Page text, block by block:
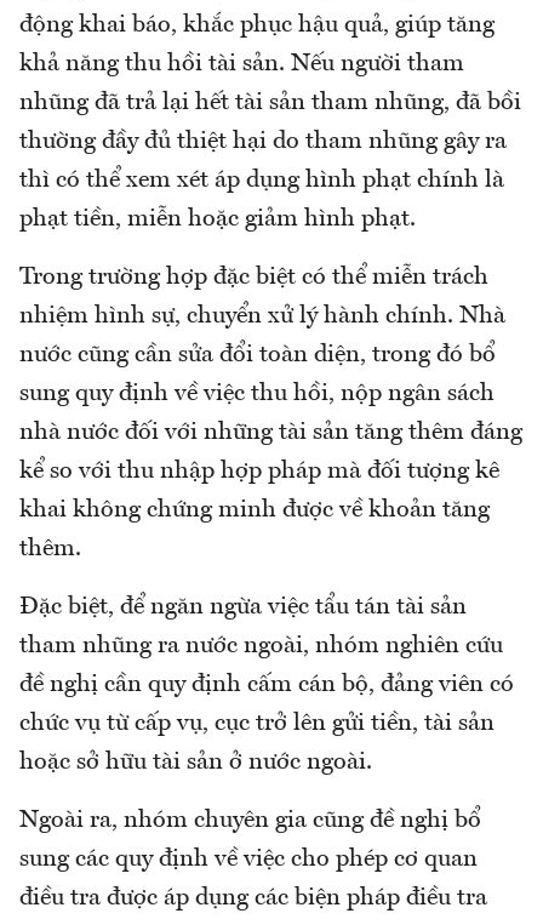
động khai báo, khắc phục hậu quả, giúp tăng
khả năng thu hồi tài sản. Nếu người tham
nhũng đã trả lại hết tài sản tham nhũng, đã bồi
thường đầy đủ thiệt hại do tham nhũng gây ra
thì có thể xem xét áp dụng hình phạt chính là
phạt tiền, miễn hoặc giảm hình phạt.
Trong trường hợp đặc biệt có thể miễn trách
nhiệm hình sự, chuyển xử lý hành chính. Nhà
nước cũng cần sửa đổi toàn diện, trong đó bổ
sung quy định về việc thu hồi, nộp ngân sách
nhà nước đối với những tài sản tăng thêm đáng
kể so với thu nhập hợp pháp mà đối tượng kê
khai không chứng minh được về khoản tăng
thêm.
Đặc biệt, để ngăn ngừa việc tẩu tán tài sản
tham nhũng ra nước ngoài, nhóm nghiên cứu
đề nghị cần quy định cấm cán bộ, đảng viên có
chức vụ từ cấp vụ, cục trở lên gửi tiền, tài sản
hoặc sở hữu tài sản ở nước ngoài.
Ngoài ra, nhóm chuyên gia cũng đề nghị bổ
sung các quy định về việc cho phép cơ quan
điều tra được áp dụng các biện pháp điều tra